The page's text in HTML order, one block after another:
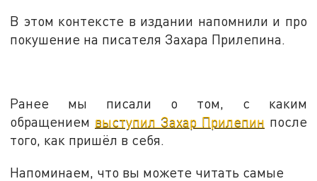
В этом контексте в издании напомнили и про
покушение на писателя Захара Прилепина.
Ранее мы писали о том, с каким
обращением выступил Захар Прилепин после
того, как пришёл в себя.
Напоминаем, что вы можете читать самые